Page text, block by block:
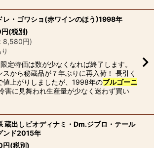
レ・ゴワショ(赤ワインのほう)1998年
円(税別)
: 8,580円)
定特価は数が少なくなれば終了します。
スから秘蔵品が７年ぶりに再入荷！ 長引く
値上がりしましたが、1998年のブルゴーニ
害に見舞われ生産量が少なく迷わず買い
蔵出しビオディナミ・Dm.ジブロ・テール
ンド2015年
円(税別)